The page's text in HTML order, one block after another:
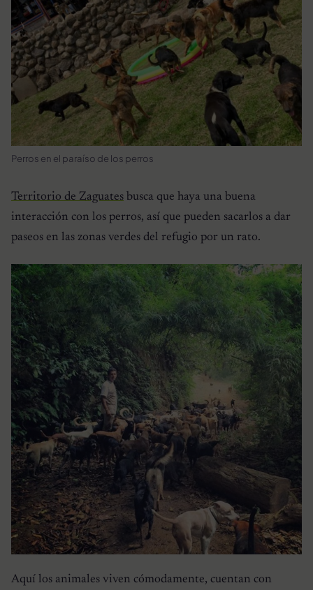
Perros en el paraíso de los perros
Territorio de Zaguates busca que haya una buena
interacción con los perros, así que pueden sacarlos a dar
paseos en las zonas verdes del refugio por un rato.
Aquí los animales viven cómodamente, cuentan con